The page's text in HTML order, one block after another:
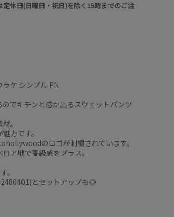
休日(日曜日・祝日)を除く15時までのご注
ケ シンプル PN
でキチンと感が出るスウェットパンツ
。
力です。
のロゴが刺繍されています。
ア地で高級感をプラス。
。
とセットアップも◎